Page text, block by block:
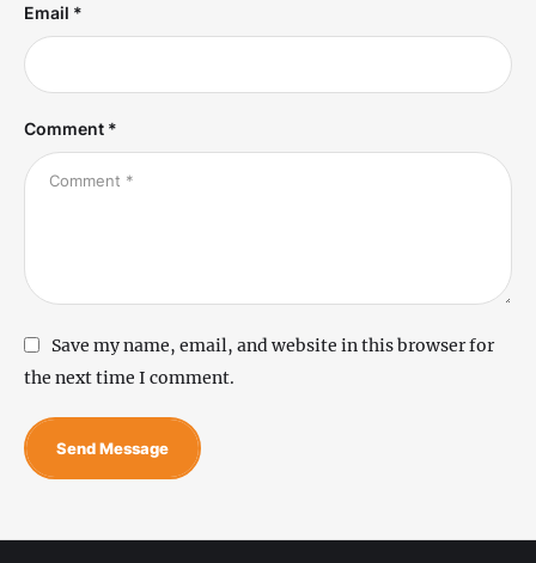
Comment *
Email *
Save my name, email, and website in this browser for
the next time I comment.
Send Message